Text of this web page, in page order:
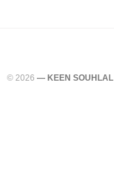
© 2026 — KEEN SOUHLAL